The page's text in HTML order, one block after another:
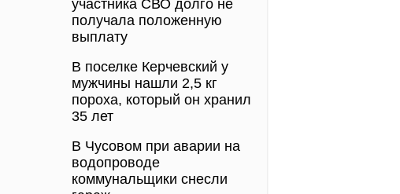
участника СВО долго не
получала положенную
выплату
В поселке Керчевский у
мужчины нашли 2,5 кг
пороха, который он хранил
35 лет
В Чусовом при аварии на
водопроводе
коммунальщики снесли